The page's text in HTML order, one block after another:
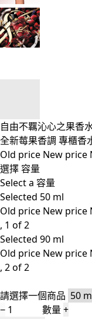
自由不羈沁心之果香
全新莓果香調 專櫃香
Old price New price
選擇 容量
Select a 容量
Selected 50 ml
Old price New price
, 1 of 2
Selected 90 ml
Old price New price
, 2 of 2
請選擇一個商品
−
數量+